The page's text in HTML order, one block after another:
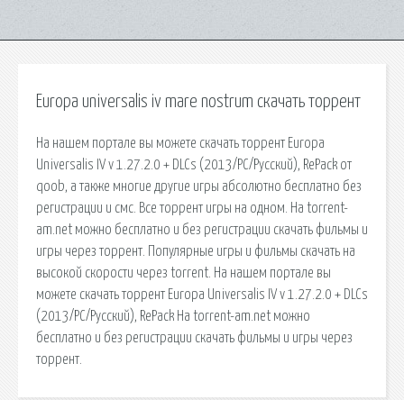
Europa universalis iv mare nostrum скачать торрент
На нашем портале вы можете скачать торрент Europa
Universalis IV v 1.27.2.0 + DLCs (2013/PC/Русский), RePack от
qoob, а также многие другие игры абсолютно бесплатно без
регистрации и смс. Все торрент игры на одном. На torrent-
am.net можно бесплатно и без регистрации скачать фильмы и
игры через торрент. Популярные игры и фильмы скачать на
высокой скорости через torrent. На нашем портале вы
можете скачать торрент Europa Universalis IV v 1.27.2.0 + DLCs
(2013/PC/Русский), RePack На torrent-am.net можно
бесплатно и без регистрации скачать фильмы и игры через
торрент.